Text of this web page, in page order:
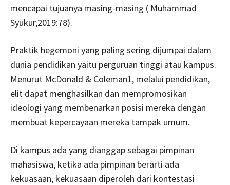
mencapai tujuanya masing-masing ( Muhammad
Syukur,2019:78).
Praktik hegemoni yang paling sering dijumpai dalam
dunia pendidikan yaitu perguruan tinggi atau kampus.
Menurut McDonald & Coleman1, melalui pendidikan,
elit dapat menghasilkan dan mempromosikan
ideologi yang membenarkan posisi mereka dengan
membuat kepercayaan mereka tampak umum.
Di kampus ada yang dianggap sebagai pimpinan
mahasiswa, ketika ada pimpinan berarti ada
kekuasaan, kekuasaan diperoleh dari kontestasi